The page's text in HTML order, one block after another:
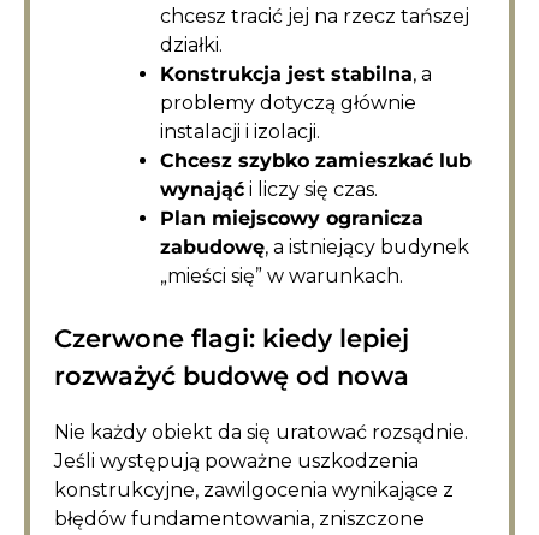
chcesz tracić jej na rzecz tańszej
działki.
Konstrukcja jest stabilna, a
problemy dotyczą głównie
instalacji i izolacji.
Chcesz szybko zamieszkać lub
wynająć i liczy się czas.
Plan miejscowy ogranicza
zabudowę, a istniejący budynek
„mieści się” w warunkach.
Czerwone flagi: kiedy lepiej
rozważyć budowę od nowa
Nie każdy obiekt da się uratować rozsądnie.
Jeśli występują poważne uszkodzenia
konstrukcyjne, zawilgocenia wynikające z
błędów fundamentowania, zniszczone